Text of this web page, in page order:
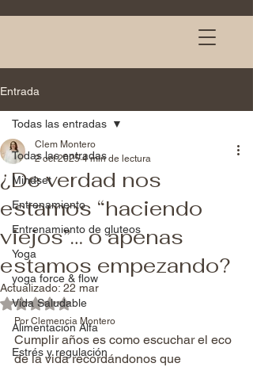
Entrada
Todas las entradas
Mindset
Entrenamiento
Entrenamiento de gluteos
Yoga
yoga force & flow
Vida Saludable
Alimentación Alfa
Estrés y regulación
Todas las entradas
¿De verdad nos
estamos “haciendo
viejos”… o apenas
estamos empezando?
Clem Montero
2 oct 2025 4 min de lectura
Actualizado: 22 mar
Obtuvo NaN de 5 estrellas.
Por Clemencia Montero
Cumplir años es como escuchar el eco
de la vida recordándonos que